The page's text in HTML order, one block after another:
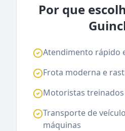
Por que
Atendimento rápido
Frota moderna e
Motoristas
Transporte de
máquinas